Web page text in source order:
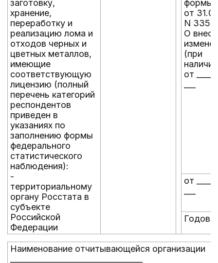
заготовку,
хранение,
переработку и
реализацию лома и
отходов черных и
цветных металлов,
имеющие
соответствующую
лицензию (полный
перечень категорий
респондентов
приведен в
указаниях по
заполнению формы
федерального
статистического
наблюдения):
-
территориальному
органу Росстата в
субъекте
Российской
Федерации
формы
от
N 335
О
(при
от
от
Наименование отчитывающейся организации